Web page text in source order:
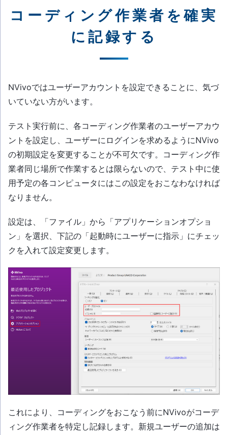
コーディング作業者を確実
に記録する
NVivoではユーザーアカウントを設定できることに、気づ
いていない方がいます。
テスト実行前に、各コーディング作業者のユーザーアカウ
ントを設定し、ユーザーにログインを求めるようにNVivo
の初期設定を変更することが不可欠です。コーディング作
業者同じ場所で作業するとは限らないので、テスト中に使
用予定の各コンピュータにはこの設定をおこなわなければ
なりません。
設定は、「ファイル」から「アプリケーションオプショ
ン」を選択、下記の「起動時にユーザーに指示」にチェッ
クを入れて設定変更します。
これにより、コーディングをおこなう前にNVivoがコーデ
ィング作業者を特定し記録します。新規ユーザーの追加は